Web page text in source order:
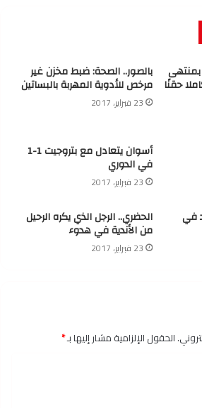
حقنًا
بالصور.. الصحة: ضبط مخزن غير
مرخص للأدوية المهربة بالبساتين
23 فبراير، 2017
أسوان يتعادل مع بتروجيت 1-1
في الدوري
23 فبراير، 2017
في الحضري.. الرجل الذي يكره الرحيل
من الأندية في هدوء
23 فبراير، 2017
الحقول الإلزامية مشار إليها بـ*